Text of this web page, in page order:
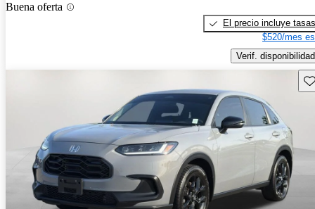
Buena oferta
El precio incluye tasas
$520/mes
Verif. disponibilidad